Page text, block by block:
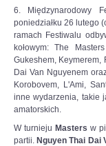
OPINIE,
POLITYKA
FILMIKI
6. Międzynarodowy
poniedziałku 26 lutego
ramach Festiwalu
kołowym: The
Gukeshem, Keymerem,
Dai Van Nguyenem
Korobovem, L'Ami,
inne wydarzenia, takie
amatorskich.
W turnieju Masters w
partii. Nguyen Thai Dai